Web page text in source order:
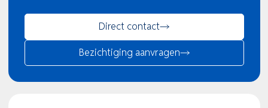
Direct contact
Bezichtiging aanvragen